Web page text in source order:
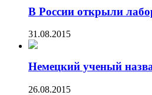
В России открыли
31.08.2015
Немецкий ученый
26.08.2015